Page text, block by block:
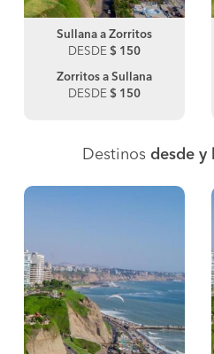
Sullana a Zorritos
DESDE $ 150
Zorritos a Sullana
DESDE $ 150
Destinos desde y